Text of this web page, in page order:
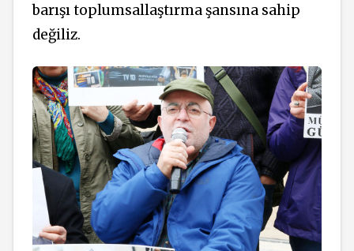
barışı toplumsallaştırma şansına sahip
değiliz.